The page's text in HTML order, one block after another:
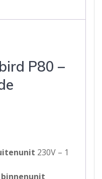
P80 –
230V – 1
binnenunit